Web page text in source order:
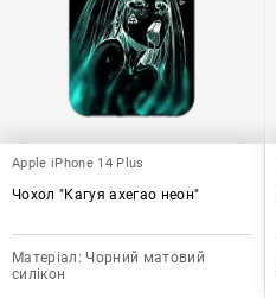
Apple iPhone 14 Plus
Чохол "Кагуя ахегао неон"
Матеріал: Чорний матовий
силікон